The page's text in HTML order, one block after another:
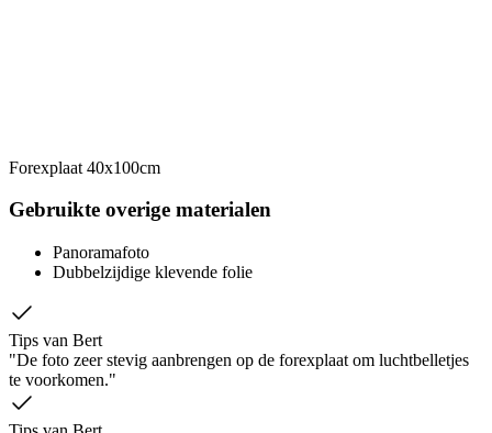
Forexplaat 40x100cm
Gebruikte overige materialen
Panoramafoto
Dubbelzijdige klevende folie
Tips van Bert
"De foto zeer stevig aanbrengen op de forexplaat om luchtbelletjes
te voorkomen."